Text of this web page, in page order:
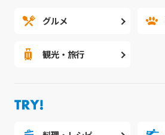
グルメ
観光・旅行